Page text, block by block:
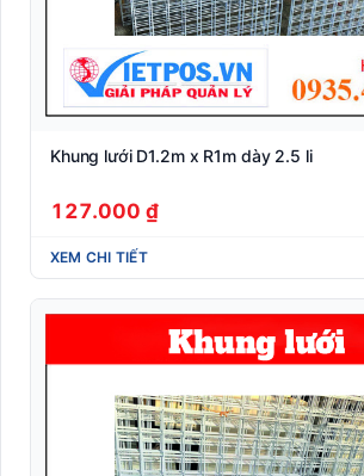
Khung lưới D1.2m x R1m dày 2.5 li
127.000 ₫
XEM CHI TIẾT